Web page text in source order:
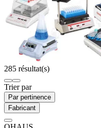
285 résultat(s)
Trier par
Par pertinence
Fabricant